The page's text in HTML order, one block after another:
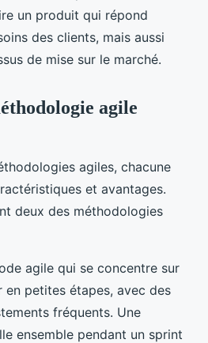
un produit qui répond
des clients, mais aussi
de mise sur le marché.
agile
agiles, chacune
et avantages.
deux des méthodologies
agile qui se concentre sur
en petites étapes, avec des
fréquents. Une
ensemble pendant un sprint